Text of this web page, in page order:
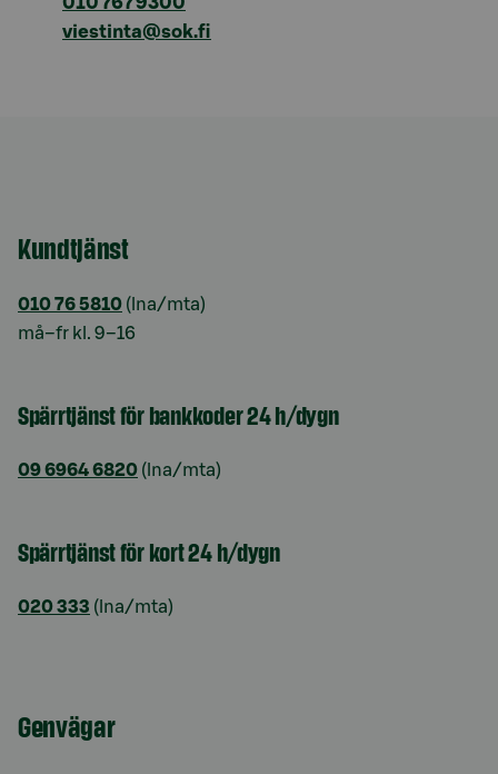
viestinta@sok.fi
Kundtjänst
010 76 5810 (lna/mta)
må–fr kl. 9–16
Spärrtjänst för bankkoder 24 h/dygn
09 6964 6820 (lna/mta)
Spärrtjänst för kort 24 h/dygn
020 333 (lna/mta)
Genvägar